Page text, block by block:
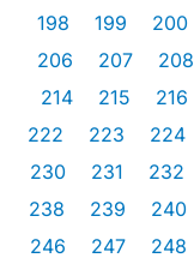
198
199 200
206
207 208
214
215 216
222
223 224
230
231 232
238
239 240
246
247 248